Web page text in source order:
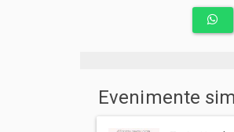
Powered by Caravana cu
• Vă rugăm să vă prezentați la
Evenimente